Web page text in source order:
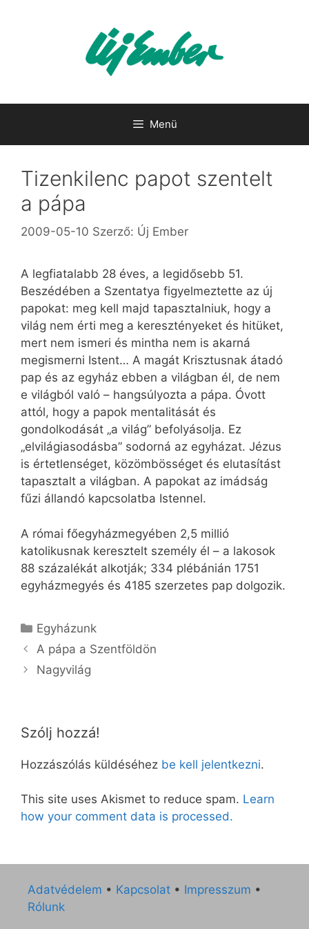
Menü
Tizenkilenc papot szentelt
a pápa
2009-05-10 Szerző: Új Ember
A legfiatalabb 28 éves, a legidősebb 51.
Beszédében a Szentatya figyelmeztette az új
papokat: meg kell majd tapasztalniuk, hogy a
világ nem érti meg a keresztényeket és hitüket,
mert nem ismeri és mintha nem is akarná
megismerni Istent… A magát Krisztusnak átadó
pap és az egyház ebben a világban él, de nem
e világból való – hangsúlyozta a pápa. Óvott
attól, hogy a papok mentalitását és
gondolkodását „a világ” befolyásolja. Ez
„elvilágiasodásba” sodorná az egyházat. Jézus
is értetlenséget, közömbösséget és elutasítást
tapasztalt a világban. A papokat az imádság
fűzi állandó kapcsolatba Istennel.
A római főegyházmegyében 2,5 millió
katolikusnak keresztelt személy él – a lakosok
88 százalékát alkotják; 334 plébánián 1751
egyházmegyés és 4185 szerzetes pap dolgozik.
Kategória
Egyházunk
A pápa a Szentföldön
Nagyvilág
Szólj hozzá!
Hozzászólás küldéséhez be kell jelentkezni.
This site uses Akismet to reduce spam. Learn
how your comment data is processed.
Adatvédelem • Kapcsolat • Impresszum •
Rólunk